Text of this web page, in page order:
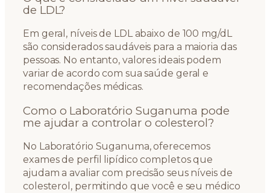
de LDL?
Em geral, níveis de LDL abaixo de 100 mg/dL
são considerados saudáveis para a maioria das
pessoas. No entanto, valores ideais podem
variar de acordo com sua saúde geral e
recomendações médicas.
Como o Laboratório Suganuma pode
me ajudar a controlar o colesterol?
No Laboratório Suganuma, oferecemos
exames de perfil lipídico completos que
ajudam a avaliar com precisão seus níveis de
colesterol, permitindo que você e seu médico